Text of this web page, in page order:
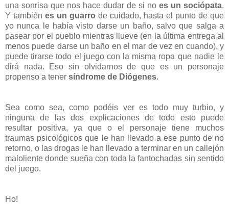
una sonrisa que nos hace dudar de si no es un sociópata.
Y también es un guarro de cuidado, hasta el punto de que
yo nunca le había visto darse un baño, salvo que salga a
pasear por el pueblo mientras llueve (en la última entrega al
menos puede darse un baño en el mar de vez en cuando), y
puede tirarse todo el juego con la misma ropa que nadie le
dirá nada. Eso sin olvidarnos de que es un personaje
propenso a tener síndrome de Diógenes.
Sea como sea, como podéis ver es todo muy turbio, y
ninguna de las dos explicaciones de todo esto puede
resultar positiva, ya que o el personaje tiene muchos
traumas psicológicos que le han llevado a ese punto de no
retorno, o las drogas le han llevado a terminar en un callejón
maloliente donde sueña con toda la fantochadas sin sentido
del juego.
Ho!